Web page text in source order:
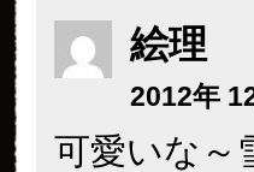
絵理
2012年
可愛いな～